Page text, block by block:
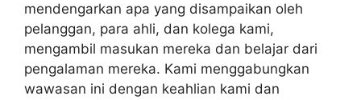
mendengarkan apa yang disampaikan oleh
pelanggan, para ahli, dan kolega kami,
mengambil masukan mereka dan belajar dari
pengalaman mereka. Kami menggabungkan
wawasan ini dengan keahlian kami dan